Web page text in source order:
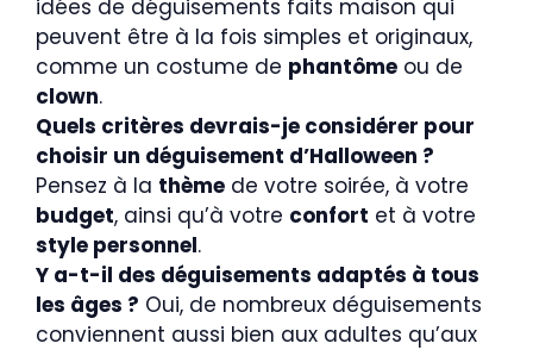
idées de déguisements faits maison qui
peuvent être à la fois simples et originaux,
comme un costume de phantôme ou de
clown.
Quels critères devrais-je considérer pour
choisir un déguisement d’Halloween ?
Pensez à la thème de votre soirée, à votre
budget, ainsi qu’à votre confort et à votre
style personnel.
Y a-t-il des déguisements adaptés à tous
les âges ? Oui, de nombreux déguisements
conviennent aussi bien aux adultes qu’aux